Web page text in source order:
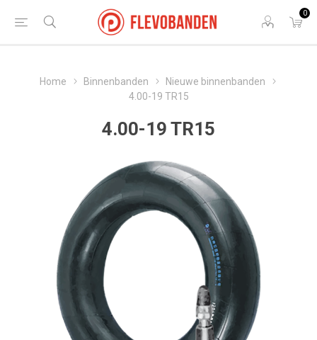
0
Home Binnenbanden
Nieuwe binnenbanden
4.00-19 TR15
4.00-19 TR15